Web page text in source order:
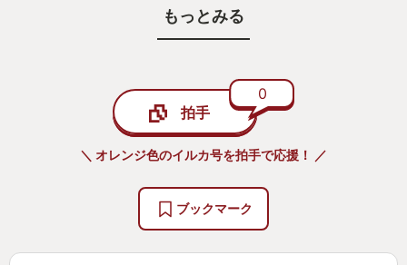
是非、彼女らが厳しい現実にどのように立ち向かう
で遊んで見届けてもらいたいと思います。
もっとみる
拍手
0
＼ オレンジ色のイルカ号を拍手で応援！ ／
ブックマーク